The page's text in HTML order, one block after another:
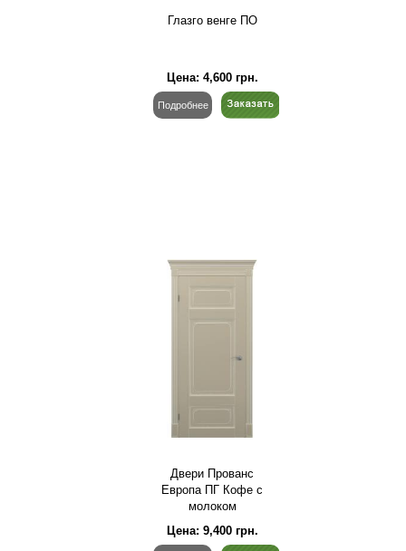
Глазго венге ПО
Цена: 4,600грн.
Подробнее
Двери Прованс
Европа ПГ Кофе с
молоком
Цена: 9,400грн.